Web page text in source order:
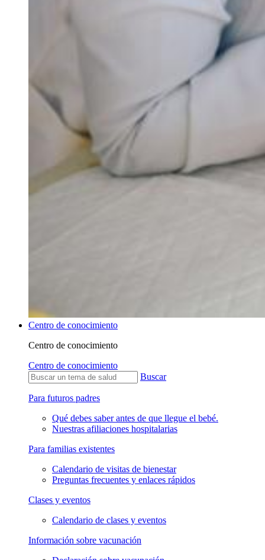
Centro de conocimiento
Centro de conocimiento
Centro de conocimiento
Buscar
Para futuros padres
Qué debes saber antes de que llegue el bebé.
Nuestras afiliaciones hospitalarias
Para familias existentes
Calendario de visitas de bienestar
Preguntas frecuentes y enlaces rápidos
Clases y eventos
Calendario de clases y eventos
Información sobre vacunación